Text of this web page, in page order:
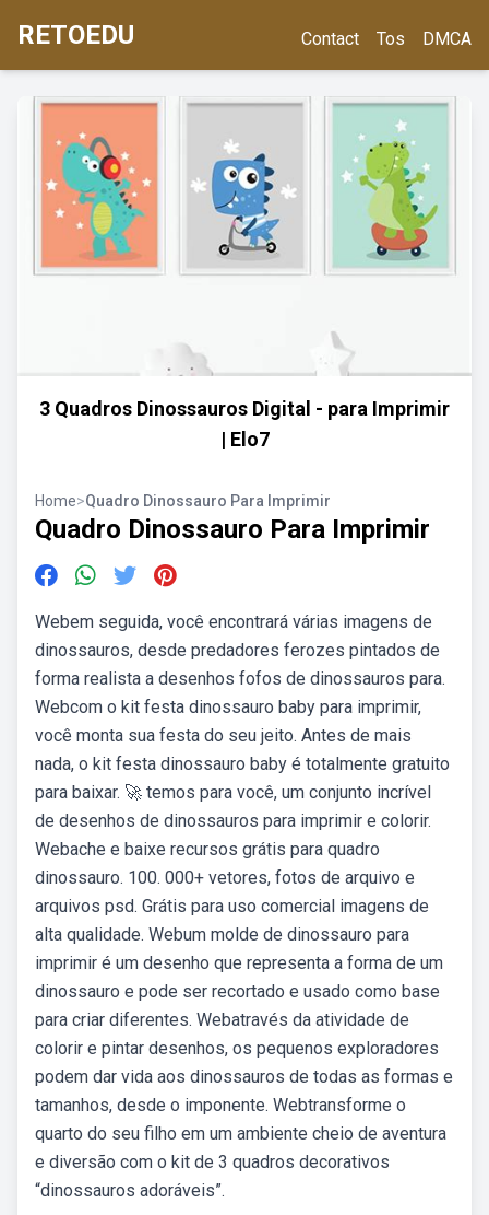
RETOEDU Contact Tos DMCA
3 Quadros Dinossauros Digital - para Imprimir
| Elo7
Home>Quadro Dinossauro Para Imprimir
Quadro Dinossauro Para Imprimir
Webem seguida, você encontrará várias imagens de
dinossauros, desde predadores ferozes pintados de
forma realista a desenhos fofos de dinossauros para.
Webcom o kit festa dinossauro baby para imprimir,
você monta sua festa do seu jeito. Antes de mais
nada, o kit festa dinossauro baby é totalmente gratuito
para baixar. 🚀 temos para você, um conjunto incrível
de desenhos de dinossauros para imprimir e colorir.
Webache e baixe recursos grátis para quadro
dinossauro. 100. 000+ vetores, fotos de arquivo e
arquivos psd. Grátis para uso comercial imagens de
alta qualidade. Webum molde de dinossauro para
imprimir é um desenho que representa a forma de um
dinossauro e pode ser recortado e usado como base
para criar diferentes. Webatravés da atividade de
colorir e pintar desenhos, os pequenos exploradores
podem dar vida aos dinossauros de todas as formas e
tamanhos, desde o imponente. Webtransforme o
quarto do seu filho em um ambiente cheio de aventura
e diversão com o kit de 3 quadros decorativos
“dinossauros adoráveis”.